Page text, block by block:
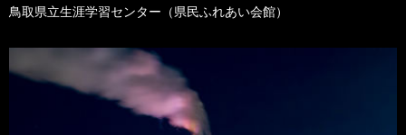
鳥取県立生涯学習センター（県民ふれあい会館）